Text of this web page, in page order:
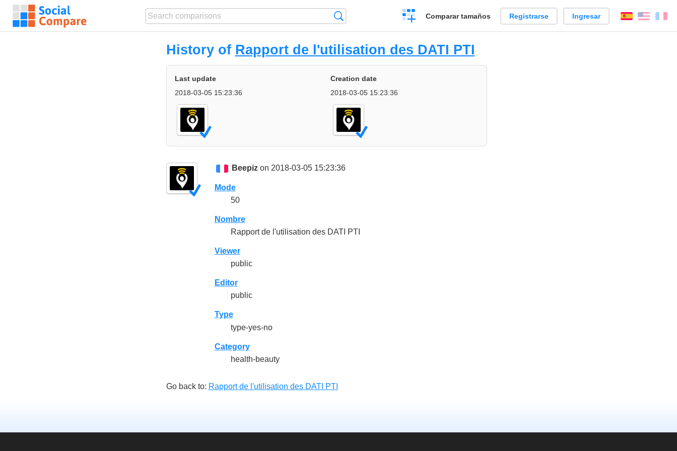
Crear
una
comparación
Comparar tamaños Registrarse Ingresar EspañolEnglish
History of Rapport de l'utilisation des DATI PTI
Last update
2018-03-05 15:23:36
Creation date
2018-03-05 15:23:36
Beepizon 2018-03-05 15:23:36
Mode
50
Nombre
Rapport de l'utilisation des DATI PTI
Viewer
public
Editor
public
Type
type-yes-no
Category
health-beauty
Go back to: Rapport de l'utilisation des DATI PTI